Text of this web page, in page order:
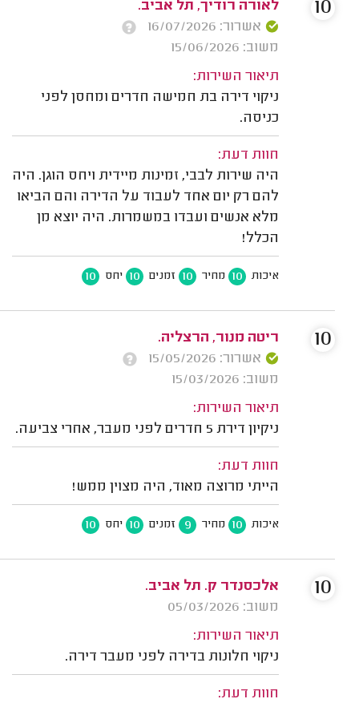
לאורה רודיך, תל אביב.
אשרור: 16/07/2026
משוב: 15/06/2026
תיאור השירות:
ניקוי דירה בת חמישה חדרים ומחסן לפני
כניסה.
חוות דעת:
היה שירות לבבי, זמינות מיידית ויחס הוגן. היה
להם רק יום אחד לעבוד על הדירה והם הביאו
מלא אנשים ועבדו במשמרות. היה יוצא מן
הכלל!
איכות 10 מחיר 10 זמנים 10 יחס 10
10
ריטה מנור, הרצליה.
אשרור: 15/05/2026
משוב: 15/03/2026
תיאור השירות:
ניקיון דירת 5 חדרים לפני מעבר, אחרי צביעה.
חוות דעת:
הייתי מרוצה מאוד, היה מצוין ממש!
איכות 10 מחיר 9 זמנים 10 יחס 10
10
אלכסנדר ק. תל אביב.
משוב: 05/03/2026
תיאור השירות:
ניקוי חלונות בדירה לפני מעבר דירה.
חוות דעת:
10